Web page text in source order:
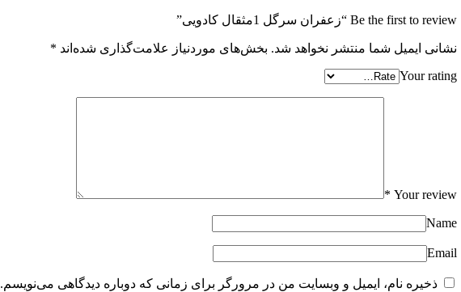
Be the first to review “زعفران سرگل 1مثقال کادویی”
نشانی ایمیل شما منتشر نخواهد شد. بخش‌های موردنیاز علامت‌گذاری شده‌اند *
Your rating
Your review
*
Name
Email
ذخیره نام، ایمیل و وبسایت من در مرورگر برای زمانی که دوباره دیدگاهی می‌نویسم.